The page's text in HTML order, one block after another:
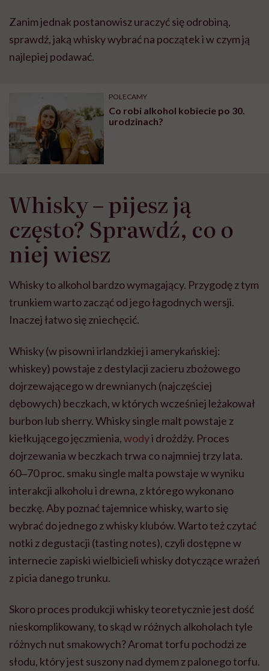
Zanim jednak postanowisz uraczyć się odrobiną,
sprawdź, jaką whisky wybrać na początek i w czym ją
najlepiej podawać.
POLECAMY
Co robi alkohol kobiecie po 30.
urodzinach?
Whisky – pijesz ją
często? Sprawdź, co o
niej wiesz
Whisky to alkohol bardzo wymagający. Przygodę z tym
trunkiem warto zacząć od jego łagodnych wersji.
Inaczej łatwo się zniechęcić.
Whisky (w pisowni irlandzkiej i amerykańskiej:
whiskey) powstaje z destylacji zacieru zbożowego
dojrzewającego w drewnianych (najczęściej
dębowych) beczkach, w których wcześniej leżakował
burbon lub sherry. Whisky single malt powstaje z
kiełkującego jęczmienia,wodyi drożdży. Proces
dojrzewania w beczkach trwa co najmniej trzy lata.
60‒70 proc. smaku single malta powstaje w wyniku
interakcji alkoholu i drewna, z którego wykonano
beczkę. Aby poznać tajemnice whisky, warto się
wybrać do jednego z whisky klubów. Warto też czytać
notki z degustacji (tasting notes), czyli dostępne w
internecie zapiski wielbicieli whisky dotyczące wrażeń
z picia danego trunku.
Skoro proces produkcji whisky teoretycznie jest dość
nieskomplikowany, to skąd w różnych alkoholach tyle
różnych nut smakowych? Aromat torfu pochodzi ze
słodu, który jest suszony nad dymem z palonego torfu.